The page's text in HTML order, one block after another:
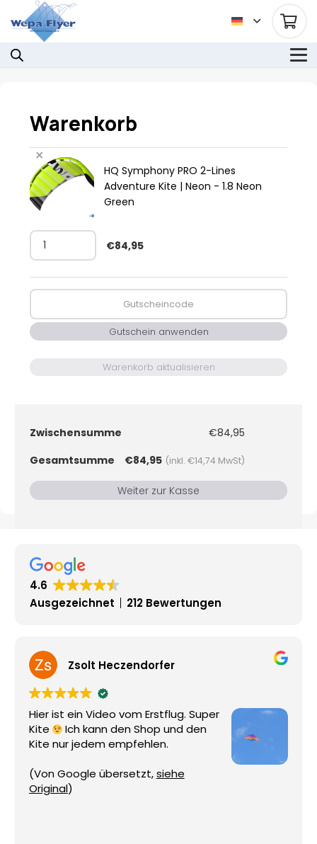
Warenkorb
×
HQ Symphony PRO 2-Lines
Adventure Kite | Neon - 1.8 Neon
Green
HQ
Symphony
Adventure
Kite
Menge
€84,95
Gutschein:
Gutschein anwenden
Warenkorb aktualisieren
Zwischensumme €84,95
Gesamtsumme
€84,95 (inkl. €14,74 MwSt)
Weiter zur Kasse
4.6
Ausgezeichnet
212 Bewertungen
Zsolt Heczendorfer
Hier ist ein Video vom Erstflug. Super
Kite
Ich kann den Shop und den
Kite nur jedem empfehlen.
(Von Google übersetzt,siehe
Original)